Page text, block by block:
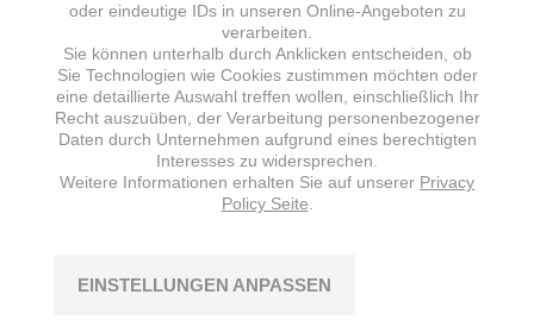
oder eindeutige IDs in unseren Online-Angeboten zu
verarbeiten.
Sie können unterhalb durch Anklicken entscheiden, ob
Sie Technologien wie Cookies zustimmen möchten oder
eine detaillierte Auswahl treffen wollen, einschließlich Ihr
Recht auszuüben, der Verarbeitung personenbezogener
Daten durch Unternehmen aufgrund eines berechtigten
Interesses zu widersprechen.
Weitere Informationen erhalten Sie auf unserer Privacy
Policy Seite
EINSTELLUNGEN ANPASSEN